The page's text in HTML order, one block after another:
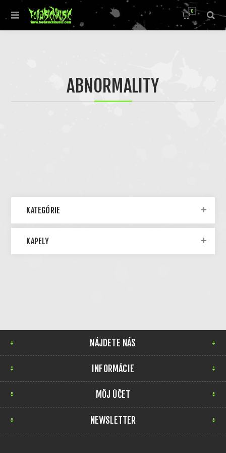
0
ABNORMALITY
KATEGÓRIE
KAPELY
NÁJDETE NÁS
INFORMÁCIE
MÔJ ÚČET
NEWSLETTER